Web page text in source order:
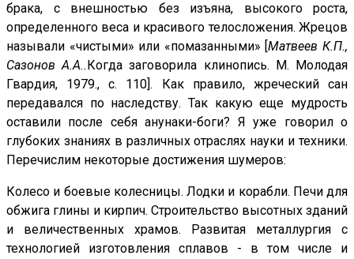
брака, с внешностью без изъяна, высокого роста,
определенного веса и красивого телосложения. Жрецов
называли «чистыми» или «помазанными» [Матвеев К.П.,
Сазонов А.А.. Когда заговорила клинопись. М. Молодая
Гвардия, 1979., с. 110]. Как правило, жреческий сан
передавался по наследству. Так какую еще мудрость
оставили после себя анунаки-боги? Я уже говорил о
глубоких знаниях в различных отраслях науки и техники.
Перечислим некоторые достижения шумеров:
Колесо и боевые колесницы. Лодки и корабли. Печи для
обжига глины и кирпич. Строительство высотных зданий
и величественных храмов. Развитая металлургия с
технологией изготовления сплавов - в том числе и